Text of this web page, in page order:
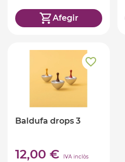
Afegir
Baldufa drops 3
12,00 € IVA inclòs